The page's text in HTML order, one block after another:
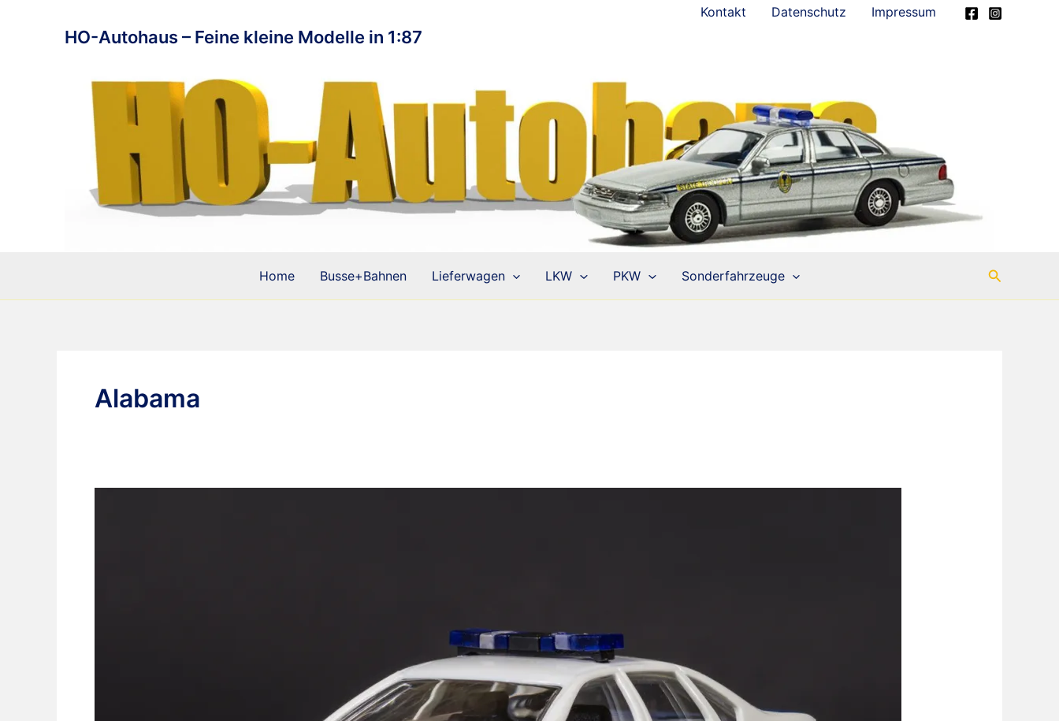
Kontakt Datenschutz Impressum
HO-Autohaus – Feine kleine Modelle in 1:87
Home Busse+Bahnen Lieferwagen LKW PKW Sonderfahrzeuge Suchen
Alabama